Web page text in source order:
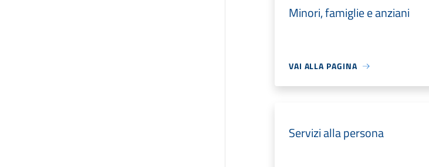
Minori, famiglie e anziani
VAI ALLA PAGINA
Servizi alla persona